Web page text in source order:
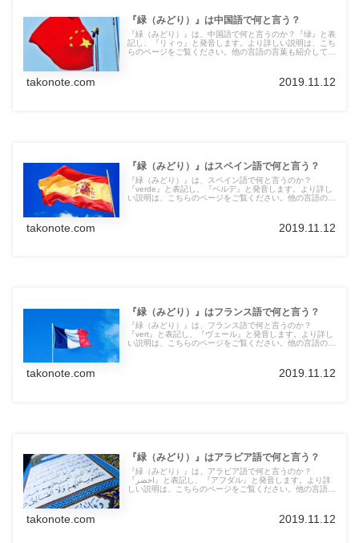
『緑（みどり）』は中国語で何と言う？
『緑（みどり）』は、中国語で何と言うのか？『绿』と表
記し、『リィゥ』と発音します。より詳しい説明は、こち
らのページをご覧ください。他の言語の言葉も紹介してい
takonote.com 2019.11.12
『緑（みどり）』はスペイン語で何と言う？
『緑（みどり）』は、スペイン語で何と言うのか？
『verde』と表記し、『ベルデ』と発音します。より詳し
い説明は、こちらのページをご覧ください。他の言語の言
takonote.com 2019.11.12
『緑（みどり）』はフランス語で何と言う？
『緑（みどり）』は、フランス語で何と言うのか？
『vert』と表記し、『ヴェール』と発音します。より詳し
い説明は、こちらのページをご覧ください。他の言語の言
takonote.com 2019.11.12
『緑（みどり）』はアラビア語で何と言う？
『緑（みどり）』は、アラビア語で何と言うのか？
『اخضر』と表記し、『アフダル』と発音します。より詳
しい説明は、こちらのページをご覧ください。他の言語の
takonote.com 2019.11.12